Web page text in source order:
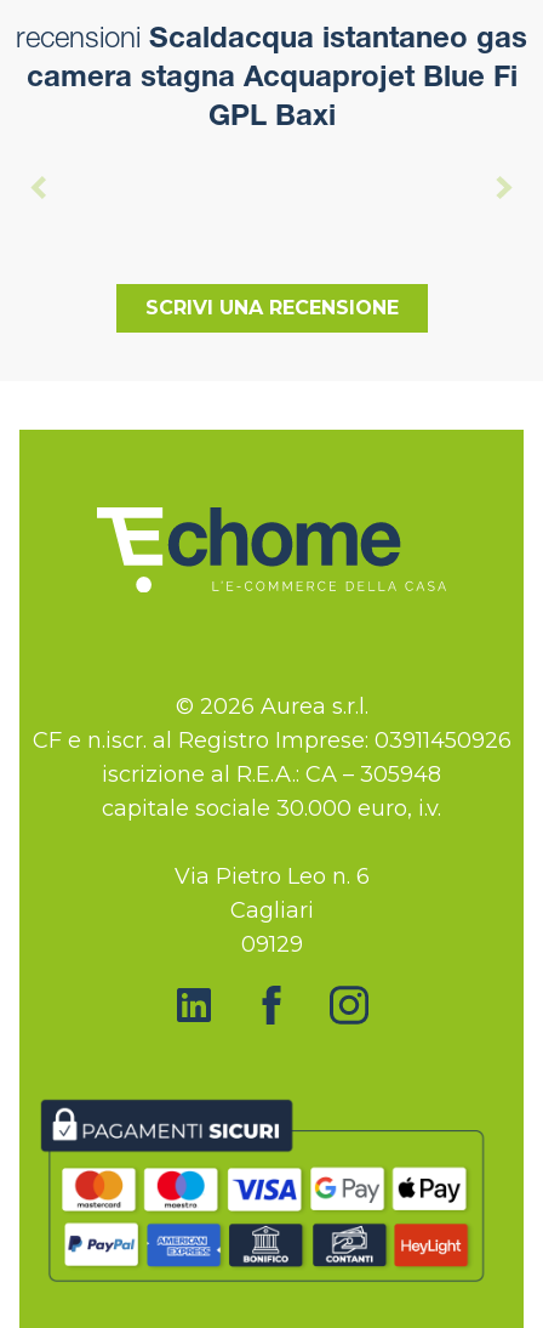
recensioni Scaldacqua istantaneo gas
camera stagna Acquaprojet Blue Fi
GPL Baxi
SCRIVI UNA RECENSIONE
© 2026 Aurea s.r.l.
CF e n.iscr. al Registro Imprese: 03911450926
iscrizione al R.E.A.: CA – 305948
capitale sociale 30.000 euro, i.v.
Via Pietro Leo n. 6
Cagliari
09129